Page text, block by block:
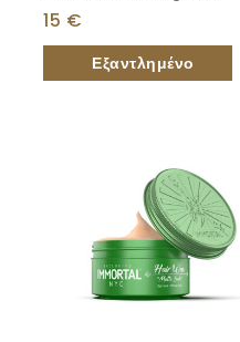
150ml
15 €